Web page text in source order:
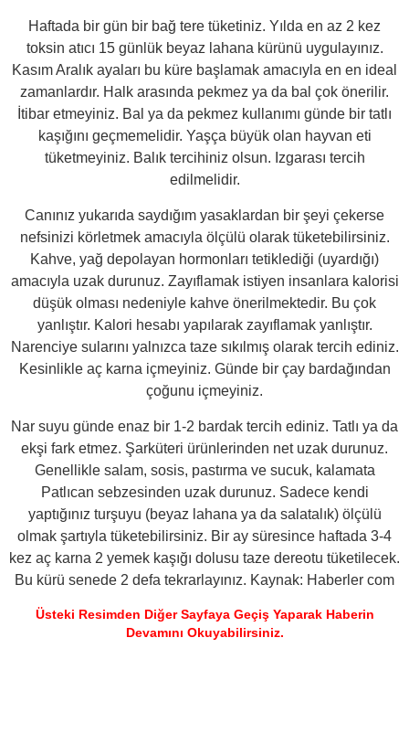
Haftada bir gün bir bağ tere tüketiniz. Yılda en az 2 kez
toksin atıcı 15 günlük beyaz lahana kürünü uygulayınız.
Kasım Aralık ayaları bu küre başlamak amacıyla en en ideal
zamanlardır. Halk arasında pekmez ya da bal çok önerilir.
İtibar etmeyiniz. Bal ya da pekmez kullanımı günde bir tatlı
kaşığını geçmemelidir. Yaşça büyük olan hayvan eti
tüketmeyiniz. Balık tercihiniz olsun. Izgarası tercih
edilmelidir.
Canınız yukarıda saydığım yasaklardan bir şeyi çekerse
nefsinizi körletmek amacıyla ölçülü olarak tüketebilirsiniz.
Kahve, yağ depolayan hormonları tetiklediği (uyardığı)
amacıyla uzak durunuz. Zayıflamak istiyen insanlara kalorisi
düşük olması nedeniyle kahve önerilmektedir. Bu çok
yanlıştır. Kalori hesabı yapılarak zayıflamak yanlıştır.
Narenciye sularını yalnızca taze sıkılmış olarak tercih ediniz.
Kesinlikle aç karna içmeyiniz. Günde bir çay bardağından
çoğunu içmeyiniz.
Nar suyu günde enaz bir 1-2 bardak tercih ediniz. Tatlı ya da
ekşi fark etmez. Şarküteri ürünlerinden net uzak durunuz.
Genellikle salam, sosis, pastırma ve sucuk, kalamata
Patlıcan sebzesinden uzak durunuz. Sadece kendi
yaptığınız turşuyu (beyaz lahana ya da salatalık) ölçülü
olmak şartıyla tüketebilirsiniz. Bir ay süresince haftada 3-4
kez aç karna 2 yemek kaşığı dolusu taze dereotu tüketilecek.
Bu kürü senede 2 defa tekrarlayınız. Kaynak: Haberler com
Üsteki Resimden Diğer Sayfaya Geçiş Yaparak Haberin
Devamını Okuyabilirsiniz.